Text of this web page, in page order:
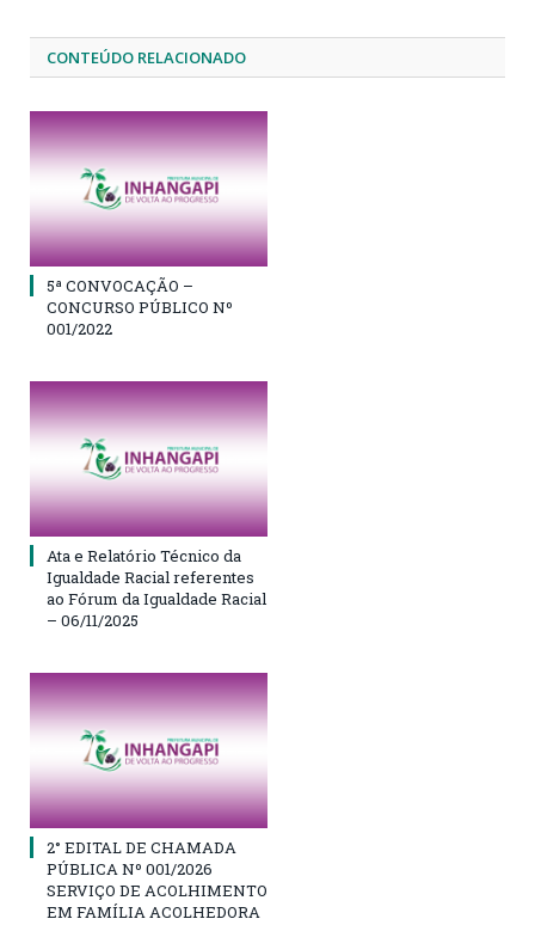
CONTEÚDO RELACIONADO
5ª CONVOCAÇÃO –
CONCURSO PÚBLICO Nº
001/2022
Ata e Relatório Técnico da
Igualdade Racial referentes
ao Fórum da Igualdade Racial
– 06/11/2025
2° EDITAL DE CHAMADA
PÚBLICA Nº 001/2026
SERVIÇO DE ACOLHIMENTO
EM FAMÍLIA ACOLHEDORA